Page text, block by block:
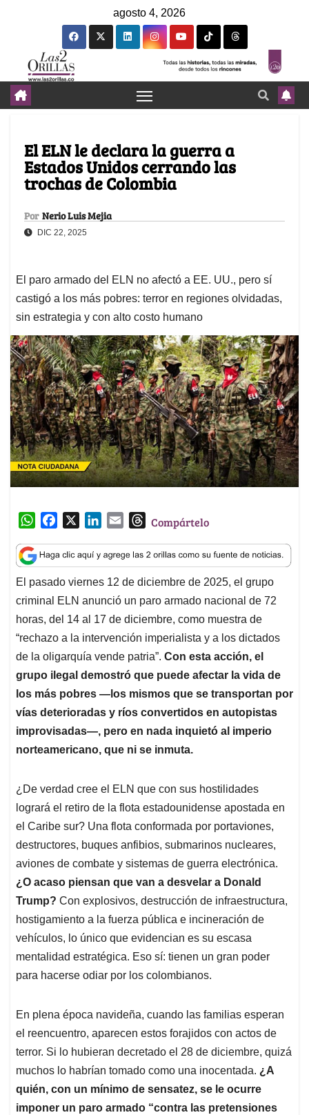
agosto 4, 2026
El ELN le declara la guerra a
Estados Unidos cerrando las
trochas de Colombia
Por Nerio Luis Mejia
DIC 22, 2025
El paro armado del ELN no afectó a EE. UU., pero sí
castigó a los más pobres: terror en regiones olvidadas,
sin estrategia y con alto costo humano
W
a
t
s
A
p
p
c
e
b
o
o
k
n
k
e
d
I
n
a
i
l
T
r
e
a
d
s
Compártelo
El pasado viernes 12 de diciembre de 2025, el grupo
criminal ELN anunció un paro armado nacional de 72
horas, del 14 al 17 de diciembre, como muestra de
“rechazo a la intervención imperialista y a los dictados
de la oligarquía vende patria”. Con esta acción, el
grupo ilegal demostró que puede afectar la vida de
los más pobres —los mismos que se transportan por
vías deterioradas y ríos convertidos en autopistas
improvisadas—, pero en nada inquietó al imperio
norteamericano, que ni se inmuta.
¿De verdad cree el ELN que con sus hostilidades
logrará el retiro de la flota estadounidense apostada en
el Caribe sur? Una flota conformada por portaviones,
destructores, buques anfibios, submarinos nucleares,
aviones de combate y sistemas de guerra electrónica.
¿O acaso piensan que van a desvelar a Donald
Trump? Con explosivos, destrucción de infraestructura,
hostigamiento a la fuerza pública e incineración de
vehículos, lo único que evidencian es su escasa
mentalidad estratégica. Eso sí: tienen un gran poder
para hacerse odiar por los colombianos.
En plena época navideña, cuando las familias esperan
el reencuentro, aparecen estos forajidos con actos de
terror. Si lo hubieran decretado el 28 de diciembre, quizá
muchos lo habrían tomado como una inocentada. ¿A
quién, con un mínimo de sensatez, se le ocurre
imponer un paro armado “contra las pretensiones